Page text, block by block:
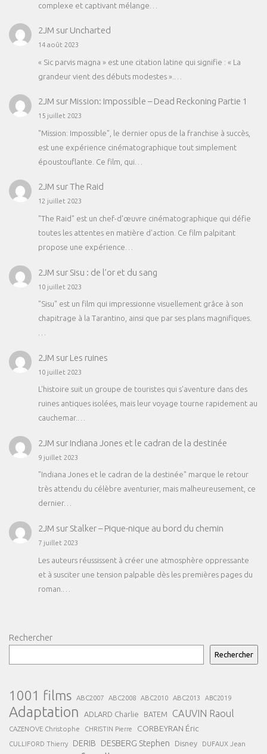
complexe et captivant mélange…
2JM sur Uncharted
14 août 2023
« Sic parvis magna » est une citation latine qui signifie : « La
grandeur vient des débuts modestes ».…
2JM sur Mission: Impossible – Dead Reckoning Partie 1
15 juillet 2023
"Mission: Impossible", le dernier opus de la franchise à succès,
est une expérience cinématographique tout simplement
époustouflante. Ce film, qui…
2JM surThe Raid
12 juillet 2023
"The Raid" est un chef-d'œuvre cinématographique qui défie
toutes les attentes en matière d'action. Ce film palpitant
propose une expérience…
2JM sur Sisu : de l’or et du sang
10 juillet 2023
"Sisu" est un film qui impressionne visuellement grâce à son
chapitrage à la Tarantino, ainsi que par ses plans magnifiques.
2JM sur Les ruines
10 juillet 2023
L'histoire suit un groupe de touristes qui s'aventure dans des
ruines antiques isolées, mais leur voyage tourne rapidement au
cauchemar.…
2JM sur Indiana Jones et le cadran de la destinée
9 juillet 2023
"Indiana Jones et le cadran de la destinée" marque le retour
très attendu du célèbre aventurier, mais malheureusement, ce
dernier…
2JM sur Stalker – Pique-nique au bord du chemin
7 juillet 2023
Les auteurs réussissent à créer une atmosphère oppressante
et à susciter une tension palpable dès les premières pages du
roman.…
Rechercher
Rechercher
1001 films ABC2007 ABC2008 ABC2010 ABC2013 ABC2019
Adaptation ADLARD Charlie BATEM CAUVIN Raoul
CAZENOVE Christophe CHRISTIN Pierre CORBEYRAN Éric
CULLIFORD Thierry DERIB DESBERG Stephen Disney DUFAUX Jean